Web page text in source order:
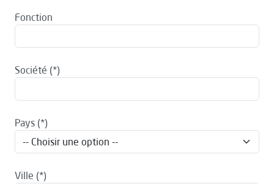
Fonction
Société
Pays
Ville